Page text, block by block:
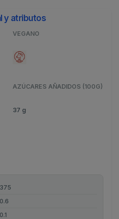
y atributos
VEGANO
AZÚCARES AÑADIDOS (100G)
37 g
375
0.6
0.1